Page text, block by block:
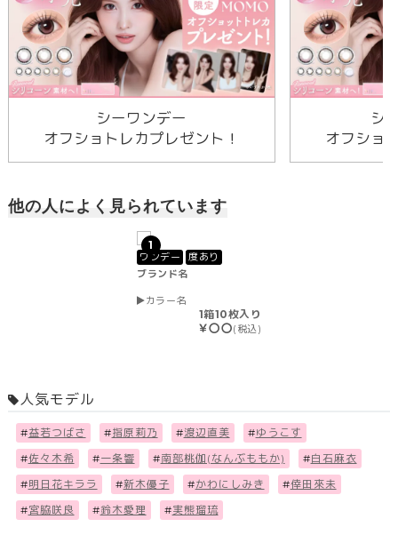
シーワンデー
オフショトレカプレゼント！
シ
オフショ
他の人によく見られています
1
ワンデー
度あり
ブランド名
カラー名
1箱10枚入り
￥〇〇(税込)
人気モデル
#益若つばさ #指原莉乃 #渡辺直美 #ゆうこす
#佐々木希 #一条響 #南部桃伽(なんぶももか) #白石麻衣
#明日花キララ #新木優子 #かわにしみき #倖田來未
#宮脇咲良 #鈴木愛理 #実熊瑠琉